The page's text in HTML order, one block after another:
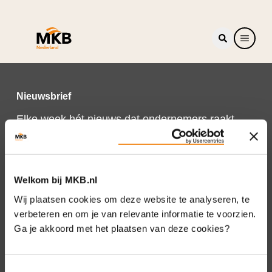
Welkom bij MKB.nl
Wij plaatsen cookies om deze website te analyseren, te
verbeteren en om je van relevante informatie te voorzien.
Ga je akkoord met het plaatsen van deze cookies?
Nieuwsbrief
Elke week hét nieuws dat ondernemers raakt.
Schrijf je nu in voor de MKB-Nederland
nieuwsbrief.
Schrijf je in
Direct naar
Over ons